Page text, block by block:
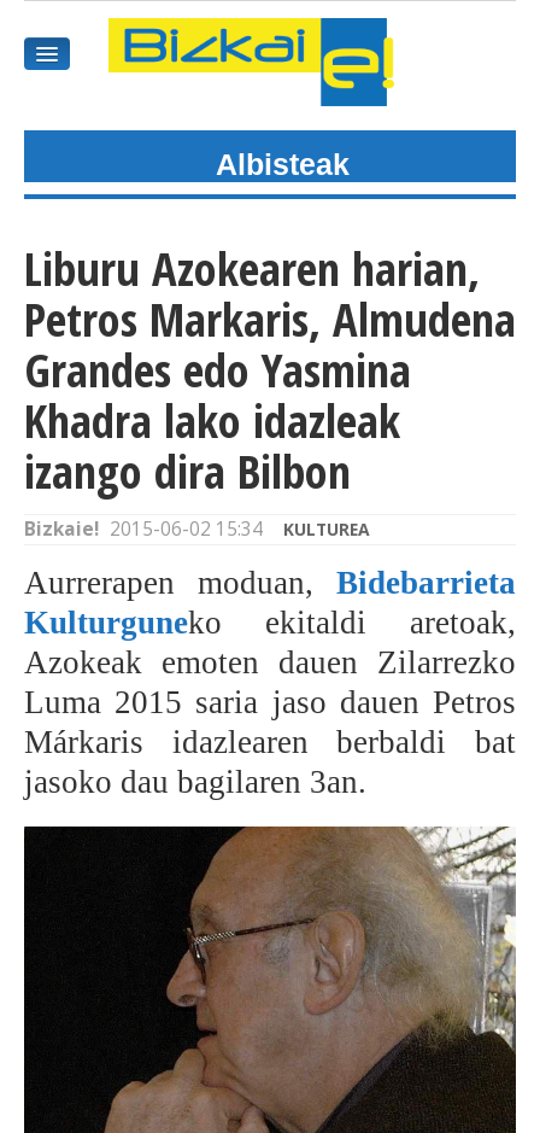
GAIAK
AGENDEA
KOMUNITATEA
ALBISTE GUZTIAK
BIDEOAK
BEREZIAK
ARGAZKIAK
Albisteak
Liburu Azokearen harian,
Petros Markaris, Almudena
Grandes edo Yasmina
Khadra lako idazleak
izango dira Bilbon
Bizkaie! 2015-06-02 15:34 KULTUREA
Aurrerapen moduan, Bidebarrieta
Kulturguneko ekitaldi aretoak,
Azokeak emoten dauen Zilarrezko
Luma 2015 saria jaso dauen Petros
Márkaris idazlearen berbaldi bat
jasoko dau bagilaren 3an.